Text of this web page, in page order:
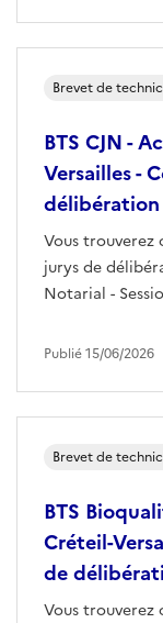
BTS CJN -
Versailles -
délibération
Vous trouverez
jurys de
Notarial -
Brevet de
Publié 15/06/2026
BTS
Créteil-
de
Vous trouverez
Brevet de